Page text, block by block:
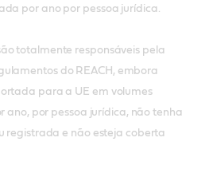
por ano por pessoa jurídica.
totalmente responsáveis pela
do REACH, embora
para a UE em volumes
ano, por pessoa jurídica, não tenha
registrada e não esteja coberta